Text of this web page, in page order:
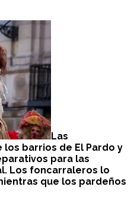
Las
barrios de El Pardo y
para las
Los foncarraleros lo
que los pardeños